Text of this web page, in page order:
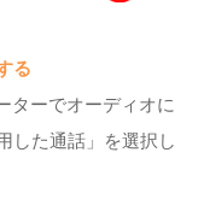
る
ターでオーディオに
した通話」を選択し